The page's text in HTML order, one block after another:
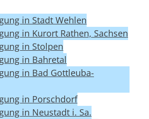
in Stadt Wehlen
in Kurort Rathen, Sachsen
in Stolpen
in Bahretal
in Bad Gottleuba-
in Porschdorf
in Neustadt i. Sa.